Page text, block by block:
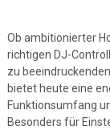
Ob ambitionierter
richtigen DJ-
zu
bietet heute eine
Funktionsumfang
Besonders für